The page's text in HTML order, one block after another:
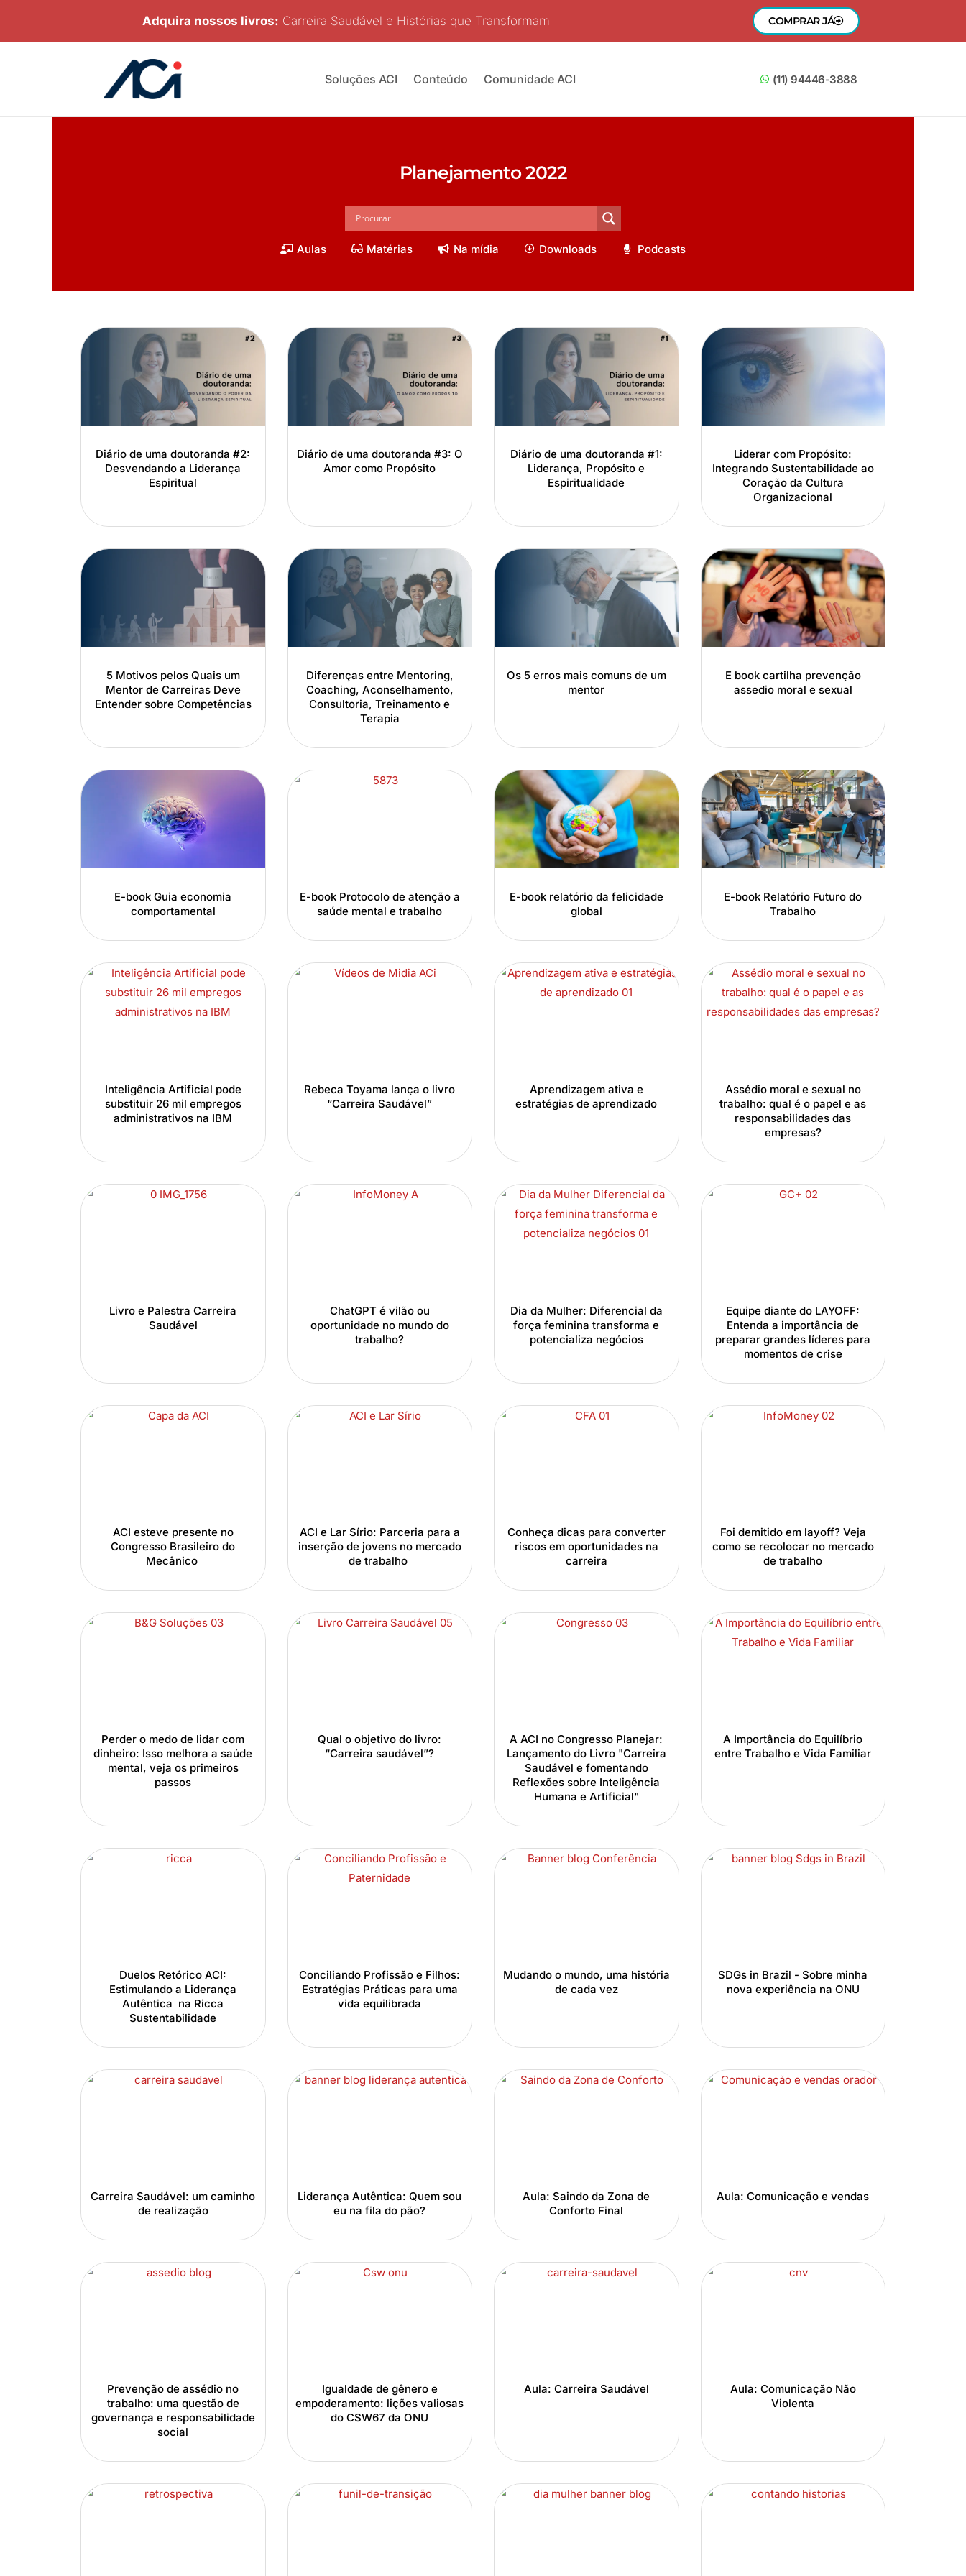
Adquira nossos livros: Carreira Saudável e Histórias que Transformam COMPRAR JÁ
Soluções ACI Conteúdo Comunidade ACI (11) 94446-3888
Planejamento 2022
Aulas Matérias Na mídia Downloads Podcasts
Diário de uma doutoranda #2:
Desvendando a Liderança
Espiritual
Diário de uma doutoranda #3: O
Amor como Propósito
Diário de uma doutoranda #1:
Liderança, Propósito e
Espiritualidade
Liderar com Propósito:
Integrando Sustentabilidade ao
Coração da Cultura
Organizacional
5 Motivos pelos Quais um
Mentor de Carreiras Deve
Entender sobre Competências
Diferenças entre Mentoring,
Coaching, Aconselhamento,
Consultoria, Treinamento e
Terapia
Os 5 erros mais comuns de um
mentor
E book cartilha prevenção
assedio moral e sexual
E-book Guia economia
comportamental
E-book Protocolo de atenção a
saúde mental e trabalho
E-book relatório da felicidade
global
E-book Relatório Futuro do
Trabalho
Inteligência Artificial pode
substituir 26 mil empregos
administrativos na IBM
Rebeca Toyama lança o livro
“Carreira Saudável”
Aprendizagem ativa e
estratégias de aprendizado
Assédio moral e sexual no
trabalho: qual é o papel e as
responsabilidades das
empresas?
Livro e Palestra Carreira
Saudável
ChatGPT é vilão ou
oportunidade no mundo do
trabalho?
Dia da Mulher: Diferencial da
força feminina transforma e
potencializa negócios
Equipe diante do LAYOFF:
Entenda a importância de
preparar grandes líderes para
momentos de crise
ACI esteve presente no
Congresso Brasileiro do
Mecânico
ACI e Lar Sírio: Parceria para a
inserção de jovens no mercado
de trabalho
Conheça dicas para converter
riscos em oportunidades na
carreira
Foi demitido em layoff? Veja
como se recolocar no mercado
de trabalho
Perder o medo de lidar com
dinheiro: Isso melhora a saúde
mental, veja os primeiros
passos
Qual o objetivo do livro:
“Carreira saudável”?
A ACI no Congresso Planejar:
Lançamento do Livro "Carreira
Saudável e fomentando
Reflexões sobre Inteligência
Humana e Artificial"
A Importância do Equilíbrio
entre Trabalho e Vida Familiar
Duelos Retórico ACI:
Estimulando a Liderança
Autêntica na Ricca
Sustentabilidade
Conciliando Profissão e Filhos:
Estratégias Práticas para uma
vida equilibrada
Mudando o mundo, uma história
de cada vez
SDGs in Brazil - Sobre minha
nova experiência na ONU
Carreira Saudável: um caminho
de realização
Liderança Autêntica: Quem sou
eu na fila do pão?
Aula: Saindo da Zona de
Conforto Final
Aula: Comunicação e vendas
Prevenção de assédio no
trabalho: uma questão de
governança e responsabilidade
social
Igualdade de gênero e
empoderamento: lições valiosas
do CSW67 da ONU
Aula: Carreira Saudável
Aula: Comunicação Não
Violenta